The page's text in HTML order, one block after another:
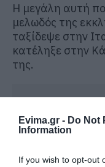
Evima.gr - Do Not
Information
If you wish to opt-out
Η μεγάλη αυτή
μελωδός της
ταξίδεψε στην
κατέληξε στην
της.